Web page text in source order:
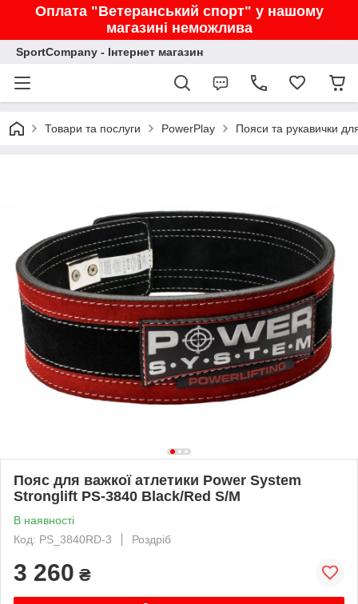
Оплата "Ветеранський спорт" у нашому
магазині неможлива
SportCompany - Інтернет магазин
Товари та послуги PowerPlay Пояси та рукавички
Пояс для важкої атлетики Power System
Stronglift PS-3840 Black/Red S/M
В наявності
Код: PS_3840RD-3
Роздріб
3 260 ₴